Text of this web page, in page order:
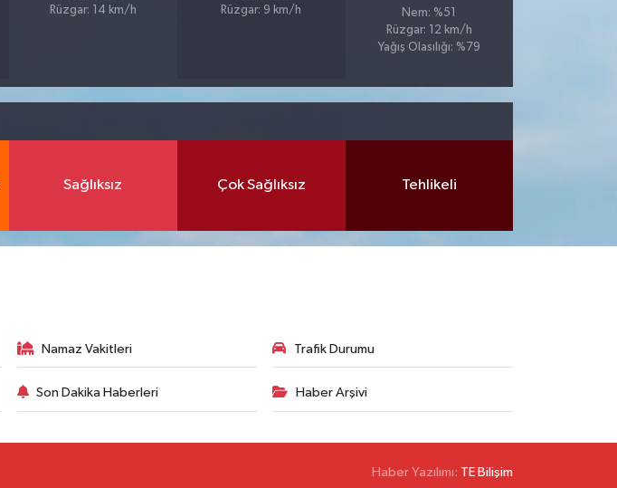
Rüzgar: 14 km/h
Rüzgar: 9 km/h
Nem: %51
Rüzgar: 12 km/h
Yağış Olasılığı: %79
Sağlıksız Çok Sağlıksız Tehlikeli
Namaz Vakitleri Trafik Durumu
Son Dakika Haberleri Haber Arşivi
Haber Yazılımı: TE Bilişim